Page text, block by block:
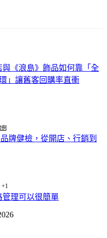
《浪島》飾品如何靠「全
」讓舊客回購率直衝
例
牌健檢，從開店、行銷到
+1
理可以很簡單